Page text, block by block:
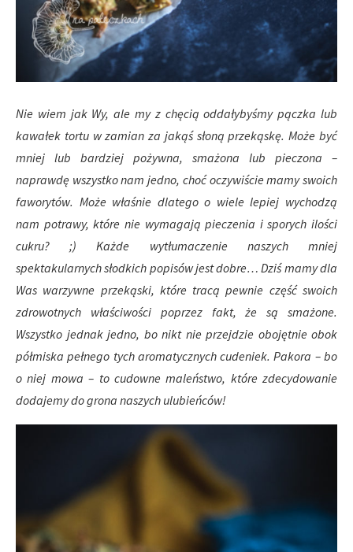
Nie wiem jak Wy, ale my z chęcią oddałybyśmy pączka lub
kawałek tortu w zamian za jakąś słoną przekąskę. Może być
mniej lub bardziej pożywna, smażona lub pieczona –
naprawdę wszystko nam jedno, choć oczywiście mamy swoich
faworytów. Może właśnie dlatego o wiele lepiej wychodzą
nam potrawy, które nie wymagają pieczenia i sporych ilości
cukru? ;) Każde wytłumaczenie naszych mniej
spektakularnych słodkich popisów jest dobre… Dziś mamy dla
Was warzywne przekąski, które tracą pewnie część swoich
zdrowotnych właściwości poprzez fakt, że są smażone.
Wszystko jednak jedno, bo nikt nie przejdzie obojętnie obok
półmiska pełnego tych aromatycznych cudeniek. Pakora – bo
o niej mowa – to cudowne maleństwo, które zdecydowanie
dodajemy do grona naszych ulubieńców!